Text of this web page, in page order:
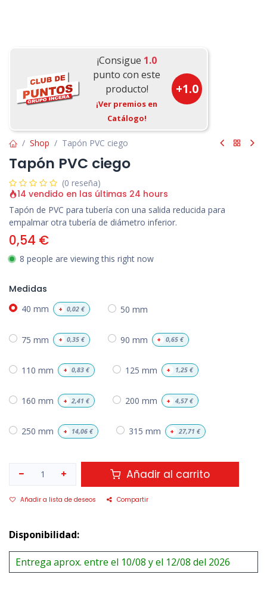
¡Consigue 1.0
punto con este
producto!
¡Ver premios en
Catálogo!
+1.0
Shop Tapón PVC ciego
Tapón PVC ciego
(0 reseña)
14 vendido en las últimas 24 hours
Tapón de PVC para tubería con una salida reducida para
empalmar otra tubería de diámetro inferior.
0,54 €
8 people are viewing this right now
Medidas
40 mm + 0,02 € 50 mm
75 mm + 0,35 € 90 mm + 0,65€
110 mm + 0,83 € 125 mm + 1,25€
160 mm + 2,41 € 200 mm + 4,57€
250 mm + 14,06 € 315 mm + 27,71 €
Añadir al carrito
Añadir a lista de deseos Compartir
Disponibilidad:
Entrega aprox. entre el 10/08 y el 12/08 del 2026